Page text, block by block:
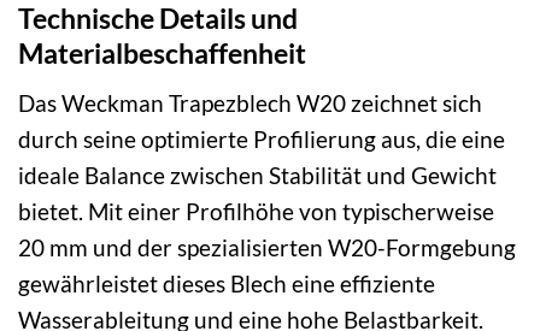
Technische Details und
Materialbeschaffenheit
Das Weckman Trapezblech W20 zeichnet sich
durch seine optimierte Profilierung aus, die eine
ideale Balance zwischen Stabilität und Gewicht
bietet. Mit einer Profilhöhe von typischerweise
20 mm und der spezialisierten W20-Formgebung
gewährleistet dieses Blech eine effiziente
Wasserableitung und eine hohe Belastbarkeit.